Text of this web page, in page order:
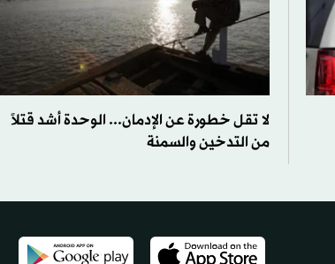
لا تقل خطورة عن الإدمان... الوحدة أشد قتلاً
من التدخين والسمنة